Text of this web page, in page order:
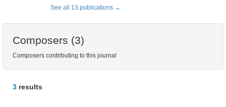
See all 13 publications
Composers (3)
Composers contributing to this journal
3 results